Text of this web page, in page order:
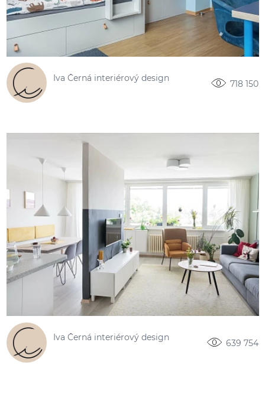
Iva Černá interiérový design
718 150
Iva Černá interiérový design
639 754